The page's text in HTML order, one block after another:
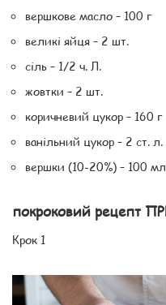
вершкове масло – 100 г
великі яйця – 2 шт.
сіль – 1/2 ч. Л.
жовтки – 2 шт.
коричневий цукор – 160 г
ванільний цукор – 2 ст. л.
вершки (10-20%) – 100 мл
покроковий рецепт
Крок 1